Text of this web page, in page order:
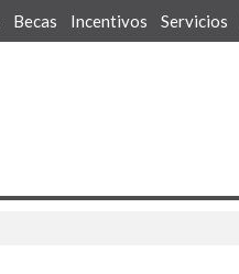
Becas Incentivos Servicios